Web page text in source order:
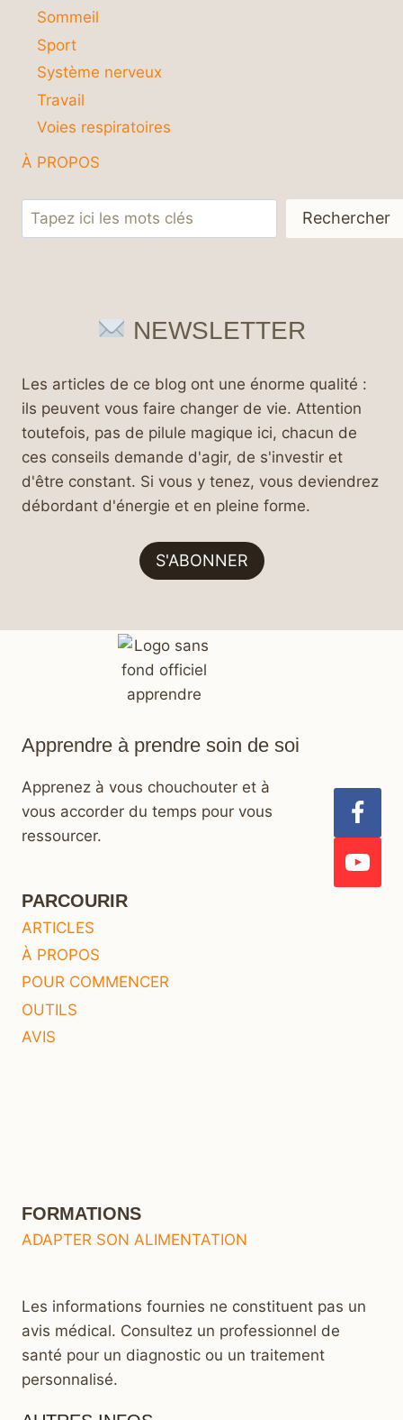
Sommeil
Sport
Système nerveux
Travail
Voies respiratoires
À PROPOS
Rechercher Rechercher
NEWSLETTER
Les articles de ce blog ont une énorme qualité :
ils peuvent vous faire changer de vie. Attention
toutefois, pas de pilule magique ici, chacun de
ces conseils demande d'agir, de s'investir et
d'être constant. Si vous y tenez, vous deviendrez
débordant d'énergie et en pleine forme.
S'ABONNER
Apprendre à prendre soin de soi
Apprenez à vous chouchouter et à
vous accorder du temps pour vous
ressourcer.
PARCOURIR
ARTICLES
À PROPOS
POUR COMMENCER
OUTILS
AVIS
FORMATIONS
ADAPTER SON ALIMENTATION
Les informations fournies ne constituent pas un
avis médical. Consultez un professionnel de
santé pour un diagnostic ou un traitement
personnalisé.